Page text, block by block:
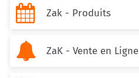
 Zak - Produits
 ZaK - Vente en Ligne